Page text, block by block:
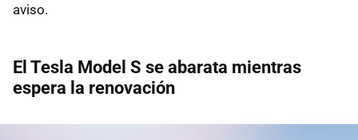
aviso.
El Tesla Model S se abarata mientras
espera la renovación